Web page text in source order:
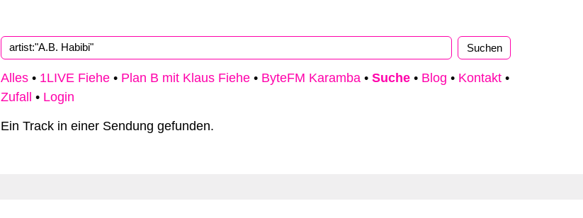
Alles • 1LIVE Fiehe • Plan B mit Klaus Fiehe • ByteFM Karamba • Suche • Blog • Kontakt •
Zufall
• Login
Ein Track in einer Sendung gefunden.